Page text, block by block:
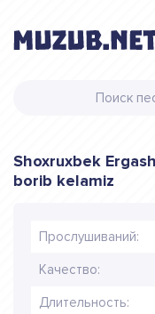
Shoxruxbek
borib kelamiz
Прослушиваний:
Качество:
Длительность: